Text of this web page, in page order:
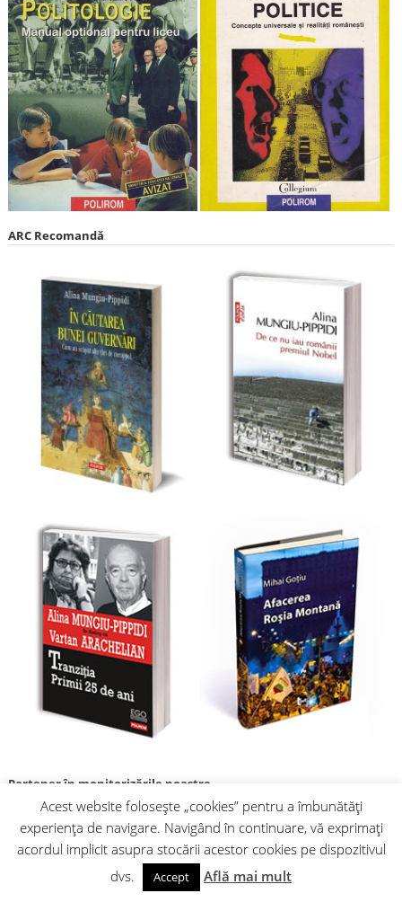
ARC Recomandă
Partener în monitorizările noastre
Acest website folosește „cookies” pentru a îmbunătăți
experiența de navigare. Navigând în continuare, vă exprimați
acordul implicit asupra stocării acestor cookies pe dispozitivul
dvs.
Accept Află mai mult